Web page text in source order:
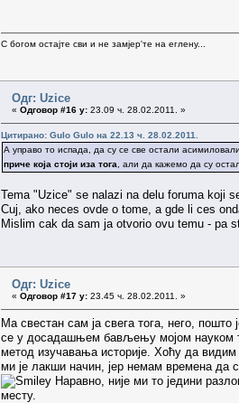
С богом остајте сви и не замјер'те на еглену...
Одг: Uzice
« Одговор #16 у: 23.09 ч. 28.02.2011. »
Цитирано: Gulo Gulo на 22.13 ч. 28.02.2011.
А управо то испада, да су се све остали
приче која стоји иза тога , али да кажемо да су
Tema "Uzice" se nalazi na delu foruma koji
Cuj, ako neces ovde o tome, a gde li ces
Mislim cak da sam ja otvorio ovu temu - pa
Одг: Uzice
« Одговор #17 у: 23.45 ч. 28.02.2011. »
Ма свестан сам ја свега тога, него,
се у досадашњем бављењу мојом науком
метод изучавања историје. Хоћу да видим
ми је лакши начин, јер немам времена да
Наравно, није ми то једини
месту.